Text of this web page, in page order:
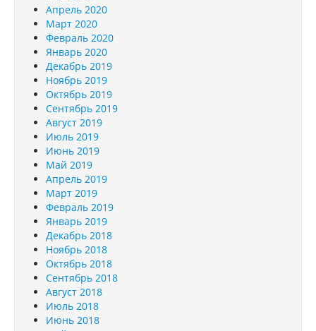
Апрель 2020
Март 2020
Февраль 2020
Январь 2020
Декабрь 2019
Ноябрь 2019
Октябрь 2019
Сентябрь 2019
Август 2019
Июль 2019
Июнь 2019
Май 2019
Апрель 2019
Март 2019
Февраль 2019
Январь 2019
Декабрь 2018
Ноябрь 2018
Октябрь 2018
Сентябрь 2018
Август 2018
Июль 2018
Июнь 2018